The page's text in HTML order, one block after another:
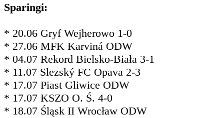
Sparingi:
* 20.06 Gryf Wejherowo 1-0
* 27.06 MFK Karviná ODW
* 04.07 Rekord Bielsko-Biała 3-1
* 11.07 Slezský FC Opava 2-3
* 17.07 Piast Gliwice ODW
* 17.07 KSZO O. Ś. 4-0
* 18.07 Śląsk II Wrocław ODW